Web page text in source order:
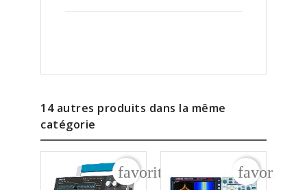
14 autres produits dans la même
catégorie
favorite_border